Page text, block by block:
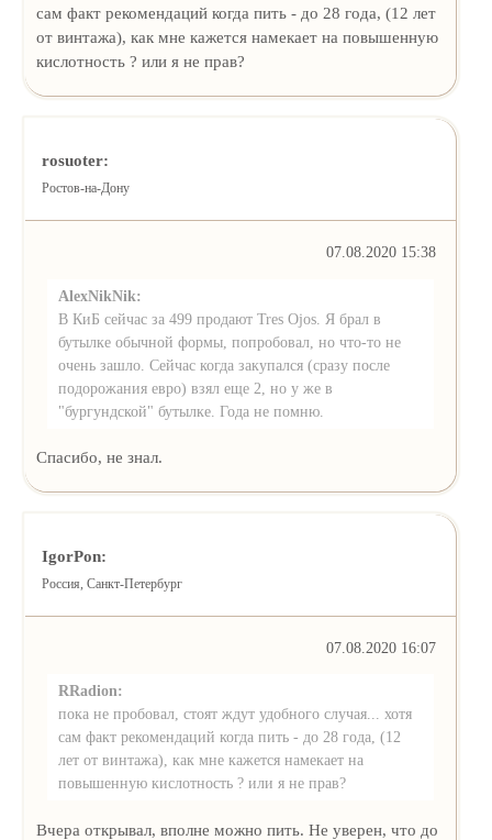
сам факт рекомендаций когда пить - до 28 года, (12 лет
от винтажа), как мне кажется намекает на повышенную
кислотность ? или я не прав?
rosuoter:
Ростов-на-Дону
07.08.2020 15:38
AlexNikNik:
В КиБ сейчас за 499 продают Tres Ojos. Я брал в
бутылке обычной формы, попробовал, но что-то не
очень зашло. Сейчас когда закупался (сразу после
подорожания евро) взял еще 2, но у же в
"бургундской" бутылке. Года не помню.
Спасибо, не знал.
IgorPon:
Россия, Санкт-Петербург
07.08.2020 16:07
RRadion:
пока не пробовал, стоят ждут удобного случая... хотя
сам факт рекомендаций когда пить - до 28 года, (12
лет от винтажа), как мне кажется намекает на
повышенную кислотность ? или я не прав?
Вчера открывал, вполне можно пить. Не уверен, что до